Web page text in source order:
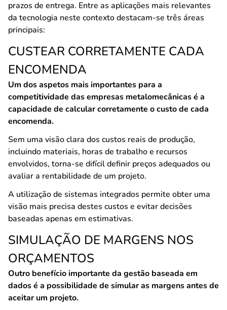
prazos de entrega. Entre as aplicações mais relevantes
da tecnologia neste contexto destacam-se três áreas
principais:
CUSTEAR CORRETAMENTE CADA
ENCOMENDA
Um dos aspetos mais importantes para a
competitividade das empresas metalomecânicas é a
capacidade de calcular corretamente o custo de cada
encomenda.
Sem uma visão clara dos custos reais de produção,
incluindo materiais, horas de trabalho e recursos
envolvidos, torna-se difícil definir preços adequados ou
avaliar a rentabilidade de um projeto.
A utilização de sistemas integrados permite obter uma
visão mais precisa destes custos e evitar decisões
baseadas apenas em estimativas.
SIMULAÇÃO DE MARGENS NOS
ORÇAMENTOS
Outro benefício importante da gestão baseada em
dados é a possibilidade de simular as margens antes de
aceitar um projeto.